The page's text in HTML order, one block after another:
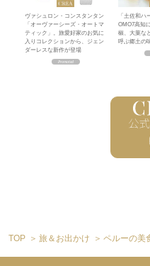
ヴァシュロン・コンスタンタン
「オーヴァーシーズ・オートマ
ティック」。旅愛好家のお気に
入りコレクションから、ジェン
ダーレスな新作が登場
「土佐和ハ
OMO7高知
椒、大葉な
呼ぶ郷土の
TOP 旅＆お出かけ ペルーの美